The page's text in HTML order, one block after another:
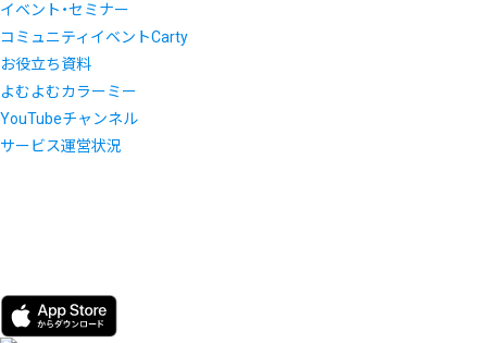
イベント・セミナー
コミュニティイベントCarty
お役立ち資料
よむよむカラーミー
YouTubeチャンネル
サービス運営状況